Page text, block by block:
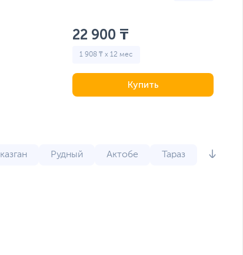
22 900 ₸
1 908 ₸ x 12 мес
Купить
Рудный Актобе Тараз